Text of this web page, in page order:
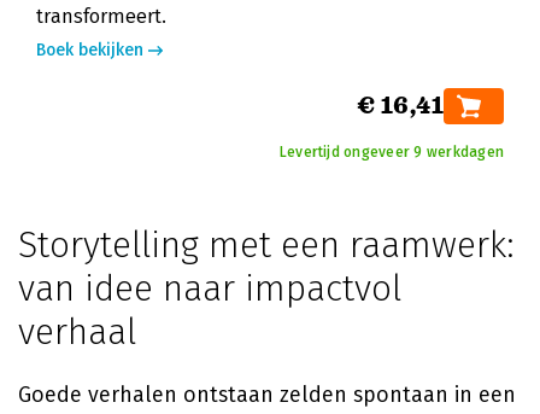
transformeert.
Boek bekijken
€ 16,41
Levertijd ongeveer 9 werkdagen
Storytelling met een raamwerk:
van idee naar impactvol
verhaal
Goede verhalen ontstaan zelden spontaan in een